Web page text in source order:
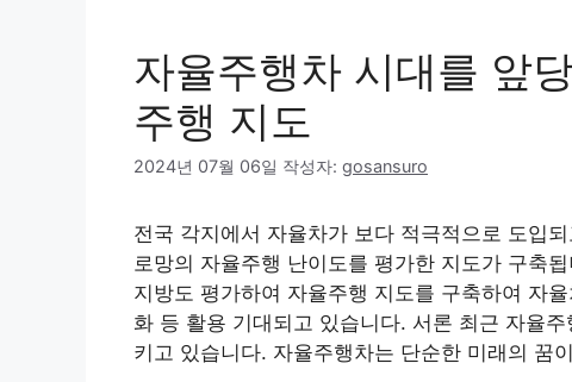
자율주행차 시대를 앞
주행 지도
2024년 07월 06일 작성자: gosansuro
전국 각지에서 자율차가 보다 적극적으로 도입
로망의 자율주행 난이도를 평가한 지도가 구축
지방도 평가하여 자율주행 지도를 구축하여 자
화 등 활용 기대되고 있습니다. 서론 최근 자율
키고 있습니다. 자율주행차는 단순한 미래의 꿈